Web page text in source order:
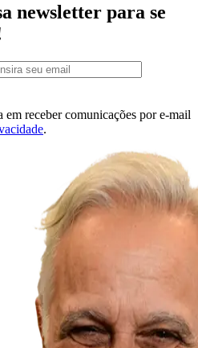
newsletter para se
receber comunicações por e-mail
.